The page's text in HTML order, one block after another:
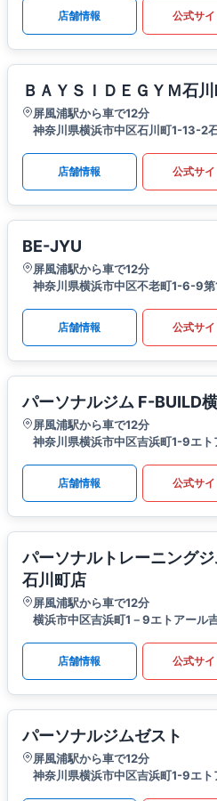
店舗情報 公式サイ
ＢＡＹＳＩＤＥＧＹＭ石
屏風浦駅から車で12分
神奈川県横浜市中区石川町1-13-2
店舗情報 公式サイ
BE-JYU
屏風浦駅から車で12分
神奈川県横浜市中区不老町1-6-9
店舗情報 公式サイ
パーソナルジム F-BUILD
屏風浦駅から車で12分
神奈川県横浜市中区吉浜町1-9エ
店舗情報 公式サイ
パーソナルトレーニング
石川町店
屏風浦駅から車で12分
横浜市中区吉浜町1－9エトアール
店舗情報 公式サイ
パーソナルジムゼスト
屏風浦駅から車で12分
神奈川県横浜市中区吉浜町1-9エ